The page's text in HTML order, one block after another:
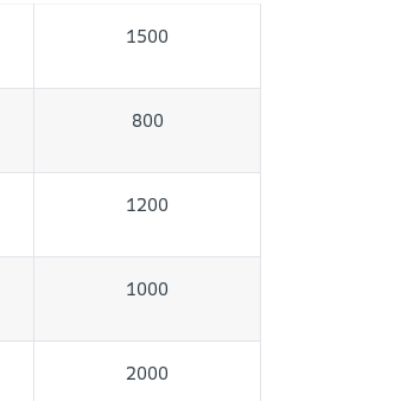
1500
800
1200
1000
2000